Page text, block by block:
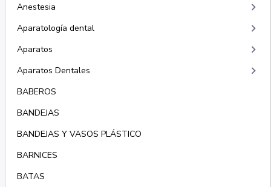
Anestesia keyboard_arrow_right
Aparatología dental keyboard_arrow_right
Aparatos keyboard_arrow_right
Aparatos Dentales keyboard_arrow_right
BABEROS
BANDEJAS
BANDEJAS Y VASOS PLÁSTICO
BARNICES
BATAS